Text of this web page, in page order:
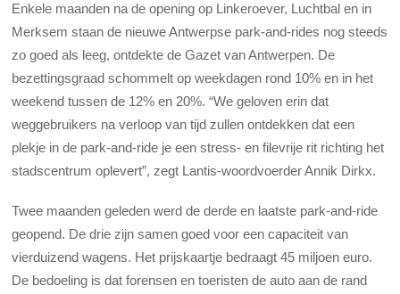
Enkele maanden na de opening op Linkeroever, Luchtbal en in
Merksem staan de nieuwe Antwerpse park-and-rides nog steeds
zo goed als leeg, ontdekte de Gazet van Antwerpen. De
bezettingsgraad schommelt op weekdagen rond 10% en in het
weekend tussen de 12% en 20%. “We geloven erin dat
weggebruikers na verloop van tijd zullen ontdekken dat een
plekje in de park-and-ride je een stress- en filevrije rit richting het
stadscentrum oplevert”, zegt Lantis-woordvoerder Annik Dirkx.
Twee maanden geleden werd de derde en laatste park-and-ride
geopend. De drie zijn samen goed voor een capaciteit van
vierduizend wagens. Het prijskaartje bedraagt 45 miljoen euro.
De bedoeling is dat forensen en toeristen de auto aan de rand